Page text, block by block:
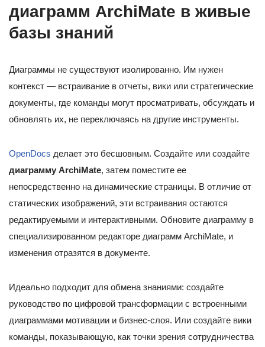
диаграмм ArchiMate в живые
базы знаний
Диаграммы не существуют изолированно. Им нужен
контекст — встраивание в отчеты, вики или стратегические
документы, где команды могут просматривать, обсуждать и
обновлять их, не переключаясь на другие инструменты.
OpenDocs делает это бесшовным. Создайте или создайте
диаграмму ArchiMate, затем поместите ее
непосредственно на динамические страницы. В отличие от
статических изображений, эти встраивания остаются
редактируемыми и интерактивными. Обновите диаграмму в
специализированном редакторе диаграмм ArchiMate, и
изменения отразятся в документе.
Идеально подходит для обмена знаниями: создайте
руководство по цифровой трансформации с встроенными
диаграммами мотивации и бизнес-слоя. Или создайте вики
команды, показывающую, как точки зрения сотрудничества